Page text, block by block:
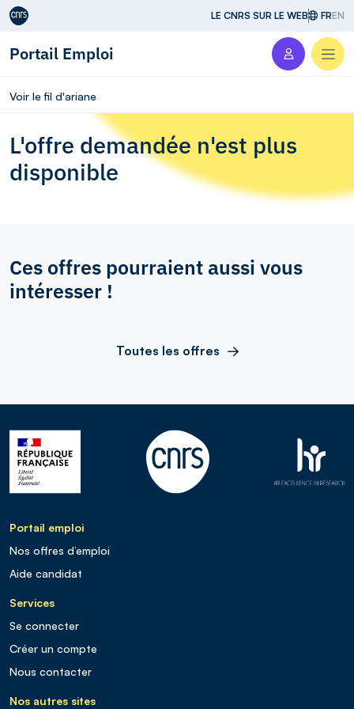
Aller au contenu LE CNRS SUR LE WEB FREN
Portail Emploi
Voir le fil d'ariane
L'offre demandée n'est plus
disponible
Ces offres pourraient aussi vous
intéresser !
Toutes les offres
Portail emploi
Nos offres d’emploi
Aide candidat
Services
Se connecter
Créer un compte
Nous contacter
Nos autres sites